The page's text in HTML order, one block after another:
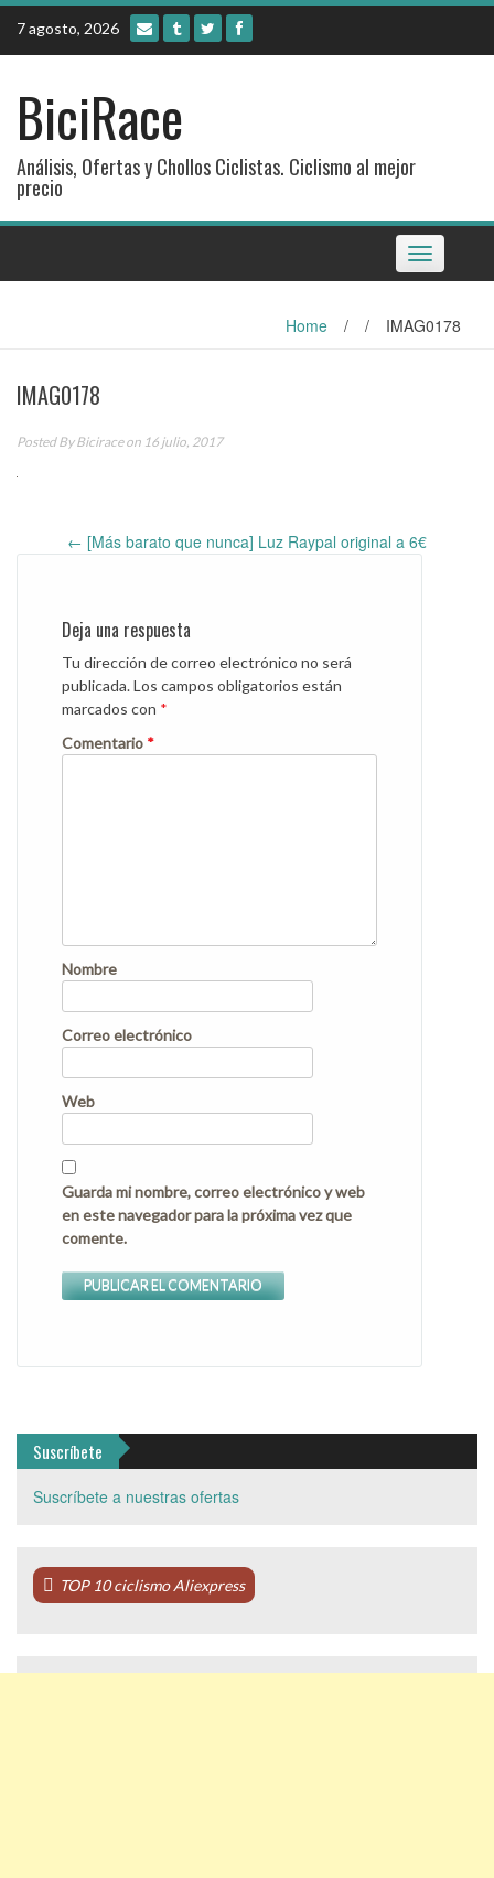
Skip
content
7 agosto, 2026
BiciRace
Análisis, Ofertas y Chollos Ciclistas. Ciclismo al mejor
precio
Toggle
navigation
Home / / IMAG0178
IMAG0178
Posted ByBiciraceon 16 julio, 2017
Post
← [Más barato que nunca] Luz Raypal original a 6€
Deja una respuesta
Tu dirección de correo electrónico no será
publicada.Los campos obligatorios están
marcados con *
Comentario *
Nombre
Correo electrónico
Web
Guarda mi nombre, correo electrónico y web
en este navegador para la próxima vez que
comente.
Suscríbete
Suscríbete a nuestras ofertas
TOP 10 ciclismo Aliexpress